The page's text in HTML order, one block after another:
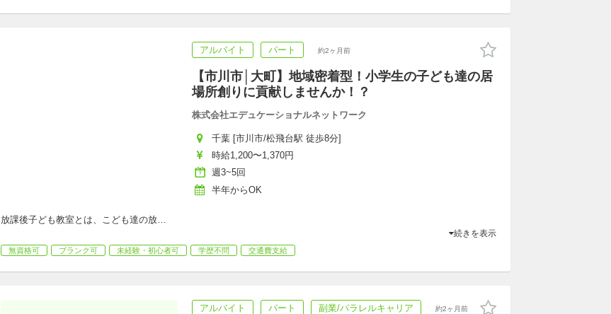
アルバイト パート 約2ヶ月前
【市川市│大町】地域密着型！小学生の子ども達の居
場所創りに貢献しませんか！？
株式会社エデュケーショナルネットワーク
千葉 [市川市/松飛台駅 徒歩8分]
時給1,200〜1,370円
週3~5回
半年からOK
放課後子ども教室とは、こども達の放…
続きを表示
無資格可 ブランク可 未経験・初心者可 学歴不問 交通費支給
アルバイト パート 副業/パラレルキャリア 約2ヶ月前